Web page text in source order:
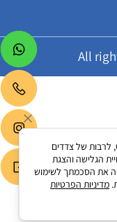
לידיעתך, באתרנו נעשה שימוש בקבצי Cookies, לרבות של צדדים
הגלישה והצגת
את הסכמתך לשימוש
מדיניות הפרטיות